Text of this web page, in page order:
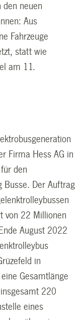
neuen
Aus
Fahrzeuge
statt wie
am 11.
Firma Hess AG in
den
Busse. Der Auftrag
von 22 Millionen
August 2022
in
Gesamtlänge
220
eines